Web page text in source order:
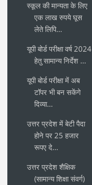
स्कूल की मान्यता के लिए
एक लाख रुपये घूस
लेते लिपि...
यूपी बोर्ड परीक्षा वर्ष 2024
हेतु सामान्य निर्देश ...
यूपी बोर्ड परीक्षा में अब
टॉपर भी बन सकेंगे
दिव्या...
उत्तर प्रदेश में बेटी पैदा
होने पर 25 हजार
रूपए दे...
उत्तर प्रदेश शैक्षिक
(सामान्य शिक्षा संवर्ग)